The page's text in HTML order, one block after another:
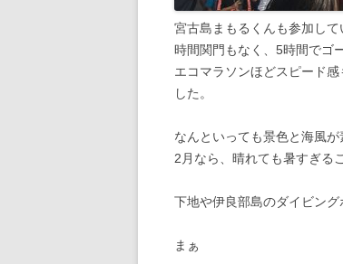
宮古島まもるくんも参加して
時間関門もなく、5時間でゴ
エコマラソンほどスピード
した。
なんといっても景色と海風が
2月なら、晴れても暑すぎる
下地や伊良部島のダイビン
まぁ